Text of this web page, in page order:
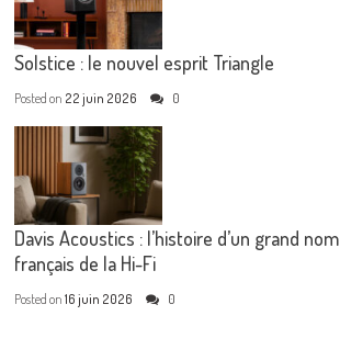
Solstice : le nouvel esprit Triangle
Posted on 22 juin 2026 0
Davis Acoustics : l’histoire d’un grand nom
français de la Hi-Fi
Posted on16 juin 2026 0